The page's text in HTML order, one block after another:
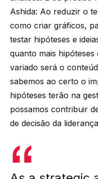
Ashida: Ao reduzir o
como criar gráficos,
testar hipóteses e
quanto mais hipóteses
variado será o
sabemos ao certo o
hipóteses terão na
possamos contribuir
de decisão da